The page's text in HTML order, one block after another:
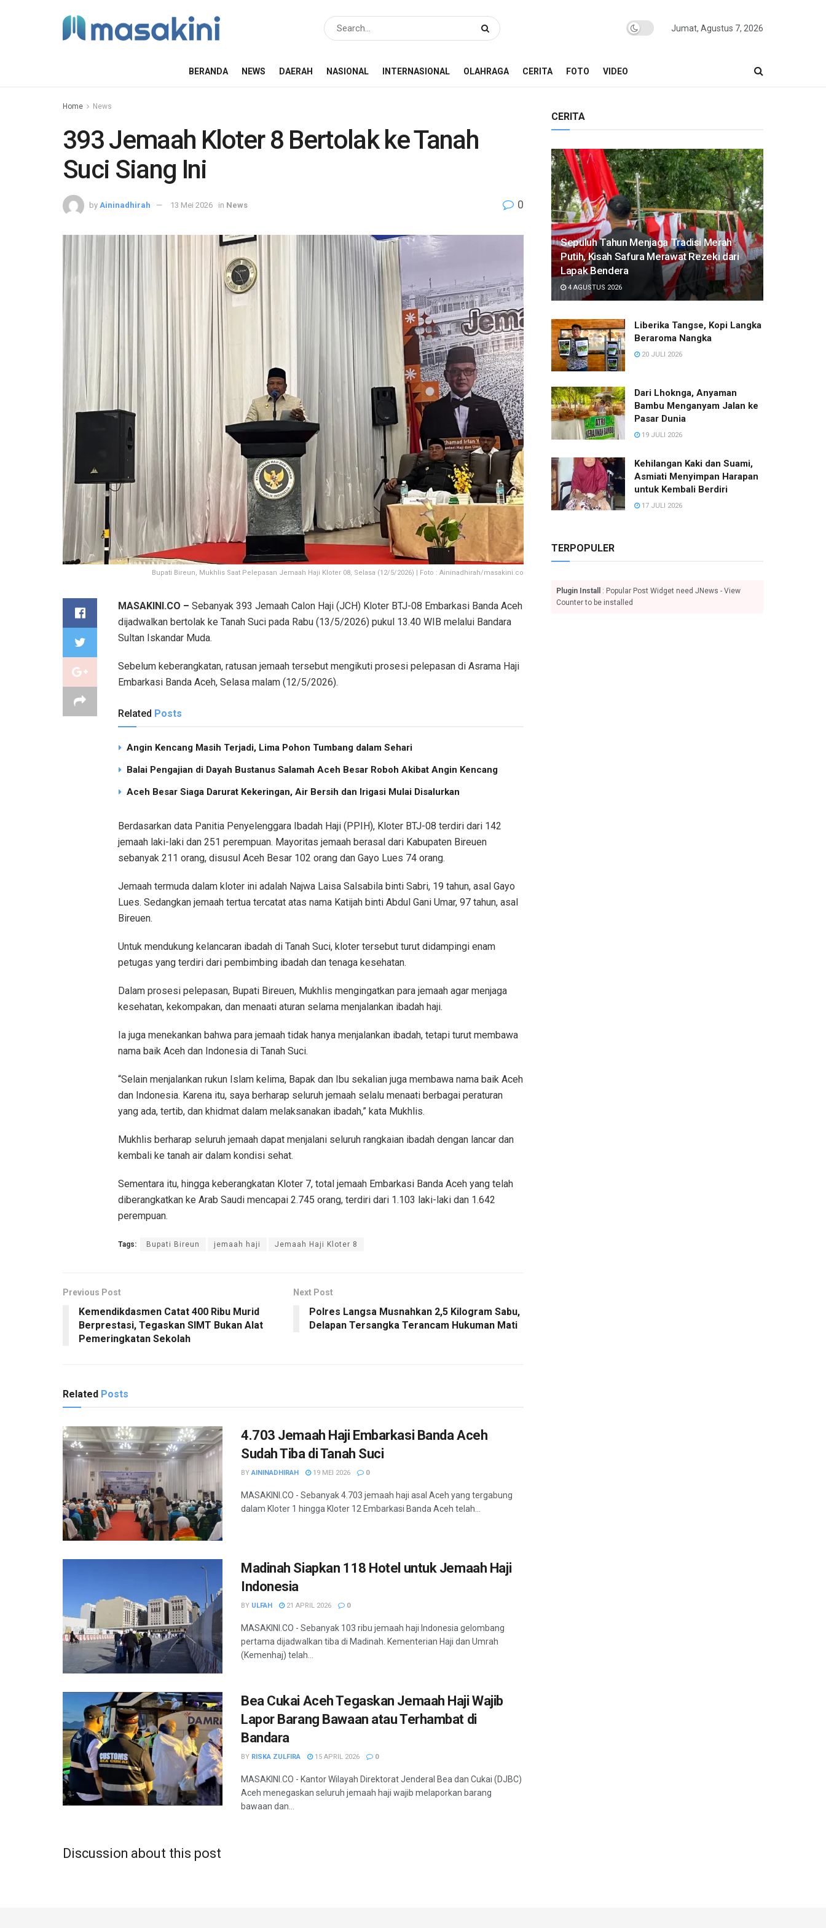
Jumat, Agustus 7, 2026
BERANDA NEWS DAERAH NASIONAL INTERNASIONAL OLAHRAGA CERITA FOTO VIDEO
Home News
393 Jemaah Kloter 8 Bertolak ke Tanah
Suci Siang Ini
by Aininadhirah 13 Mei 2026 in News 0
Bupati Bireun, Mukhlis Saat Pelepasan Jemaah Haji Kloter 08, Selasa (12/5/2026) | Foto : Aininadhirah/masakini.co
MASAKINI.CO – Sebanyak 393 Jemaah Calon Haji (JCH) Kloter BTJ-08 Embarkasi Banda Aceh
dijadwalkan bertolak ke Tanah Suci pada Rabu (13/5/2026) pukul 13.40 WIB melalui Bandara
Sultan Iskandar Muda.
Sebelum keberangkatan, ratusan jemaah tersebut mengikuti prosesi pelepasan di Asrama Haji
Embarkasi Banda Aceh, Selasa malam (12/5/2026).
Related Posts
Angin Kencang Masih Terjadi, Lima Pohon Tumbang dalam Sehari
Balai Pengajian di Dayah Bustanus Salamah Aceh Besar Roboh Akibat Angin Kencang
Aceh Besar Siaga Darurat Kekeringan, Air Bersih dan Irigasi Mulai Disalurkan
Berdasarkan data Panitia Penyelenggara Ibadah Haji (PPIH), Kloter BTJ-08 terdiri dari 142
jemaah laki-laki dan 251 perempuan. Mayoritas jemaah berasal dari Kabupaten Bireuen
sebanyak 211 orang, disusul Aceh Besar 102 orang dan Gayo Lues 74 orang.
Jemaah termuda dalam kloter ini adalah Najwa Laisa Salsabila binti Sabri, 19 tahun, asal Gayo
Lues. Sedangkan jemaah tertua tercatat atas nama Katijah binti Abdul Gani Umar, 97 tahun, asal
Bireuen.
Untuk mendukung kelancaran ibadah di Tanah Suci, kloter tersebut turut didampingi enam
petugas yang terdiri dari pembimbing ibadah dan tenaga kesehatan.
Dalam prosesi pelepasan, Bupati Bireuen, Mukhlis mengingatkan para jemaah agar menjaga
kesehatan, kekompakan, dan menaati aturan selama menjalankan ibadah haji.
Ia juga menekankan bahwa para jemaah tidak hanya menjalankan ibadah, tetapi turut membawa
nama baik Aceh dan Indonesia di Tanah Suci.
“Selain menjalankan rukun Islam kelima, Bapak dan Ibu sekalian juga membawa nama baik Aceh
dan Indonesia. Karena itu, saya berharap seluruh jemaah selalu menaati berbagai peraturan
yang ada, tertib, dan khidmat dalam melaksanakan ibadah,” kata Mukhlis.
Mukhlis berharap seluruh jemaah dapat menjalani seluruh rangkaian ibadah dengan lancar dan
kembali ke tanah air dalam kondisi sehat.
Sementara itu, hingga keberangkatan Kloter 7, total jemaah Embarkasi Banda Aceh yang telah
diberangkatkan ke Arab Saudi mencapai 2.745 orang, terdiri dari 1.103 laki-laki dan 1.642
perempuan.
Tags: Bupati Bireun jemaah haji Jemaah Haji Kloter 8
Previous Post
Kemendikdasmen Catat 400 Ribu Murid
Berprestasi, Tegaskan SIMT Bukan Alat
Pemeringkatan Sekolah
Next Post
Polres Langsa Musnahkan 2,5 Kilogram Sabu,
Delapan Tersangka Terancam Hukuman Mati
Related Posts
4.703 Jemaah Haji Embarkasi Banda Aceh
Sudah Tiba di Tanah Suci
BY AININADHIRAH 19 MEI 2026 0
MASAKINI.CO - Sebanyak 4.703 jemaah haji asal Aceh yang tergabung
dalam Kloter 1 hingga Kloter 12 Embarkasi Banda Aceh telah...
Madinah Siapkan 118 Hotel untuk Jemaah Haji
Indonesia
BY ULFAH 21 APRIL 2026 0
MASAKINI.CO - Sebanyak 103 ribu jemaah haji Indonesia gelombang
pertama dijadwalkan tiba di Madinah. Kementerian Haji dan Umrah
(Kemenhaj) telah...
Bea Cukai Aceh Tegaskan Jemaah Haji Wajib
Lapor Barang Bawaan atau Terhambat di
Bandara
BY RISKA ZULFIRA 15 APRIL 2026 0
MASAKINI.CO - Kantor Wilayah Direktorat Jenderal Bea dan Cukai (DJBC)
Aceh menegaskan seluruh jemaah haji wajib melaporkan barang
bawaan dan...
Discussion about this post
CERITA
Sepuluh Tahun Menjaga Tradisi Merah
Putih, Kisah Safura Merawat Rezeki dari
Lapak Bendera
4 AGUSTUS 2026
Liberika Tangse, Kopi Langka
Beraroma Nangka
20 JULI 2026
Dari Lhoknga, Anyaman
Bambu Menganyam Jalan ke
Pasar Dunia
19 JULI 2026
Kehilangan Kaki dan Suami,
Asmiati Menyimpan Harapan
untuk Kembali Berdiri
17 JULI 2026
TERPOPULER
Plugin Install
: Popular Post Widget need JNews - View
Counter to be installed